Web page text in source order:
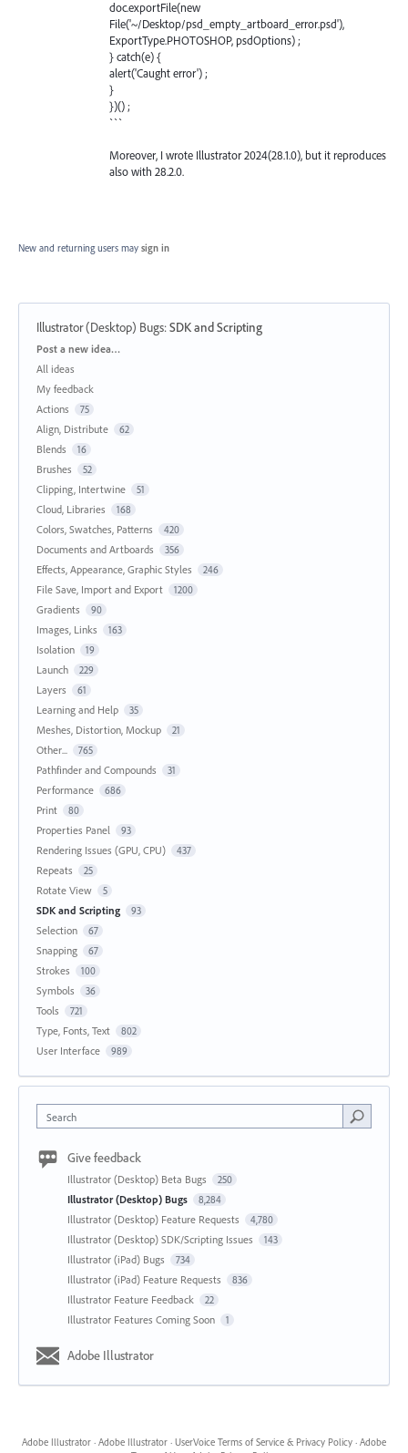
doc.exportFile(new
File('~/Desktop/psd_empty_artboard_error.psd'),
ExportType.PHOTOSHOP, psdOptions) ;
} catch(e) {
alert('Caught error') ;
}
})() ;
```
Moreover, I wrote Illustrator 2024(28.1.0), but it reproduces
also with 28.2.0.
New and returning users may sign in
Illustrator (Desktop) Bugs:SDK and Scripting
Categories
Post a new idea…
All ideas
My feedback
Actions
75
Align, Distribute 62
Blends 16
Brushes 52
Clipping, Intertwine 51
Cloud, Libraries 168
Colors, Swatches, Patterns 420
Documents and Artboards 356
Effects, Appearance, Graphic Styles 246
File Save, Import and Export 1200
Gradients 90
Images, Links 163
Isolation 19
Launch 229
Layers 61
Learning and Help 35
Meshes, Distortion, Mockup 21
Other... 765
Pathfinder and Compounds 31
Performance 686
Print 80
Properties Panel 93
Rendering Issues (GPU, CPU) 437
Repeats 25
Rotate View 5
SDK and Scripting 93
Selection 67
Snapping 67
Strokes 100
Symbols 36
Tools 721
Type, Fonts, Text 802
User Interface 989
Search
Give feedback
Illustrator (Desktop) Beta Bugs 250
Illustrator (Desktop) Bugs 8,284
Illustrator (Desktop) Feature Requests 4,780
Illustrator (Desktop) SDK/Scripting Issues 143
Illustrator (iPad) Bugs 734
Illustrator (iPad) Feature Requests 836
Illustrator Feature Feedback 22
Illustrator Features Coming Soon 1
Adobe Illustrator
Adobe Illustrator · Adobe Illustrator · UserVoice Terms of Service & Privacy Policy · Adobe